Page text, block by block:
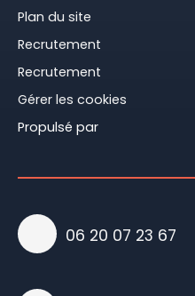
Plan du site
Recrutement
Recrutement
Gérer les cookies
Propulsé par
06 20 07 23 67